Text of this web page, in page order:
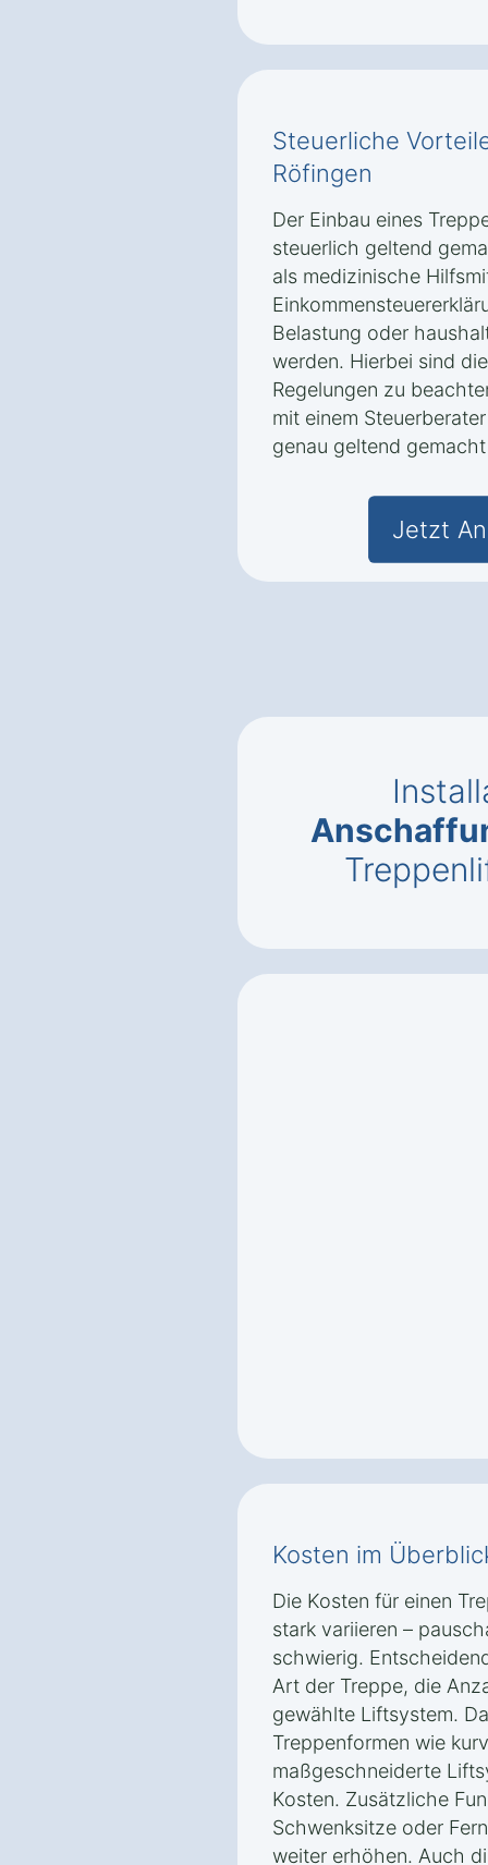
Steuerliche
Röfingen
Der Einbau eines
steuerlich geltend
als medizinische
Belastung oder
werden. Hierbei sind
Regelungen zu
mit einem
genau geltend
Jetzt
Kosten im
Die Kosten für einen
stark variieren –
schwierig.
Art der Treppe, die
gewählte Liftsystem.
Treppenformen wie
maßgeschneiderte
Kosten. Zusätzliche
Schwenksitze oder
weiter erhöhen. Auch